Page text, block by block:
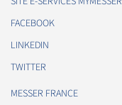
FACEBOOK
LINKEDIN
TWITTER
MESSER FRANCE